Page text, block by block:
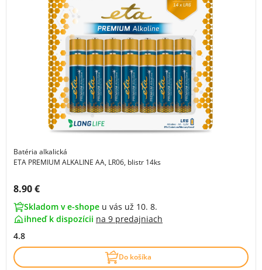
Batéria alkalická
ETA PREMIUM ALKALINE AA, LR06, blistr 14ks
Cena s DPH:
8.90 €
Skladom v e-shope u vás už 10. 8.
ihneď k dispozícii na 9 predajniach
4.8
Do košíka